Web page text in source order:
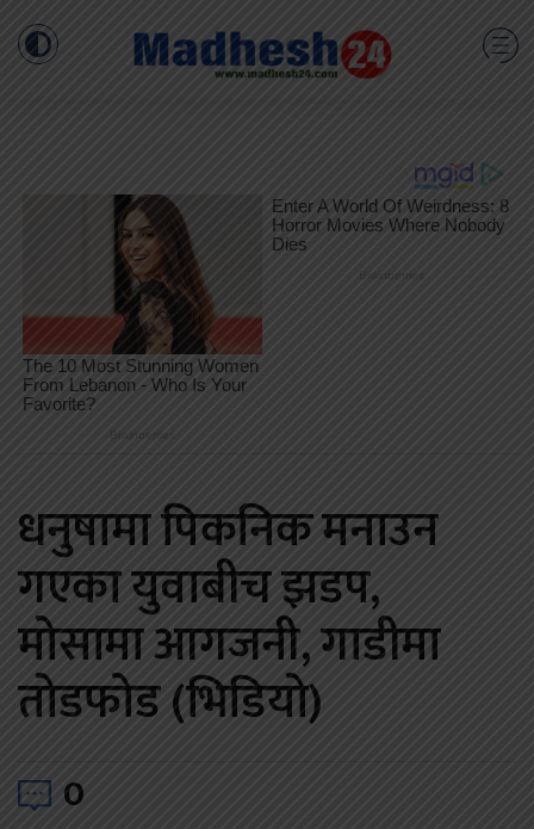
धनुषामा पिकनिक मनाउन
गएका युवाबीच झडप,
मोसामा आगजनी, गाडीमा
तोडफोड (भिडियो)
0